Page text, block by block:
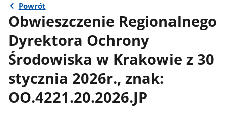
Powrót
Obwieszczenie Regionalnego
Dyrektora Ochrony
Środowiska w Krakowie z 30
stycznia 2026r., znak:
OO.4221.20.2026.JP